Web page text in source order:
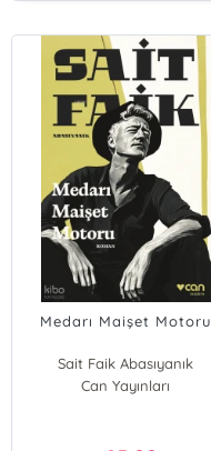
Medarı Maişet Motoru
Sait Faik Abasıyanık
Can Yayınları